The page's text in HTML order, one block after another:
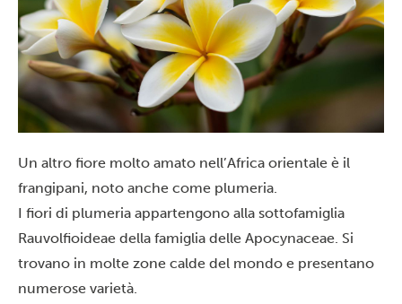
Un altro fiore molto amato nell’Africa orientale è il
frangipani, noto anche come plumeria.
I fiori di plumeria appartengono alla sottofamiglia
Rauvolfioideae della famiglia delle Apocynaceae. Si
trovano in molte zone calde del mondo e presentano
numerose varietà.